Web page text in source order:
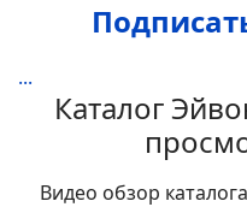
...
Каталог
Видео обзор